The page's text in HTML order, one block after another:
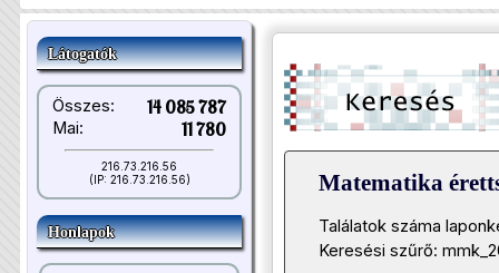
Látogatók
Összes: 14 085 787
Mai: 11 780
216.73.216.56
(IP: 216.73.216.56)
Honlapok
Matematika
Találatok száma
Keresési szűrő: